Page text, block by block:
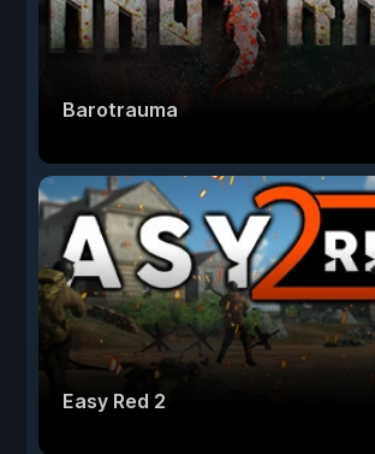
Barotrauma
Easy Red 2